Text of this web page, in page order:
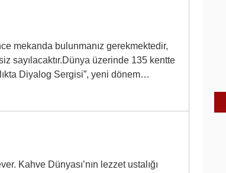
mekanda bulunmanız gerekmektedir,
sayılacaktır.Dünya üzerinde 135 kentte
Diyalog Sergisi”, yeni dönem…
Kahve Dünyası’nın lezzet ustalığı